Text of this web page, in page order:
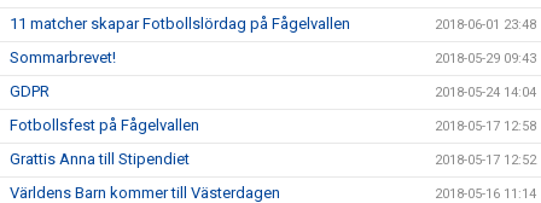
11 matcher skapar Fotbollslördag på Fågelvallen 2018-06-01 23:48
Sommarbrevet! 2018-05-29 09:43
GDPR 2018-05-24 14:04
Fotbollsfest på Fågelvallen 2018-05-17 12:58
Grattis Anna till Stipendiet 2018-05-17 12:52
Världens Barn kommer till Västerdagen 2018-05-16 11:14